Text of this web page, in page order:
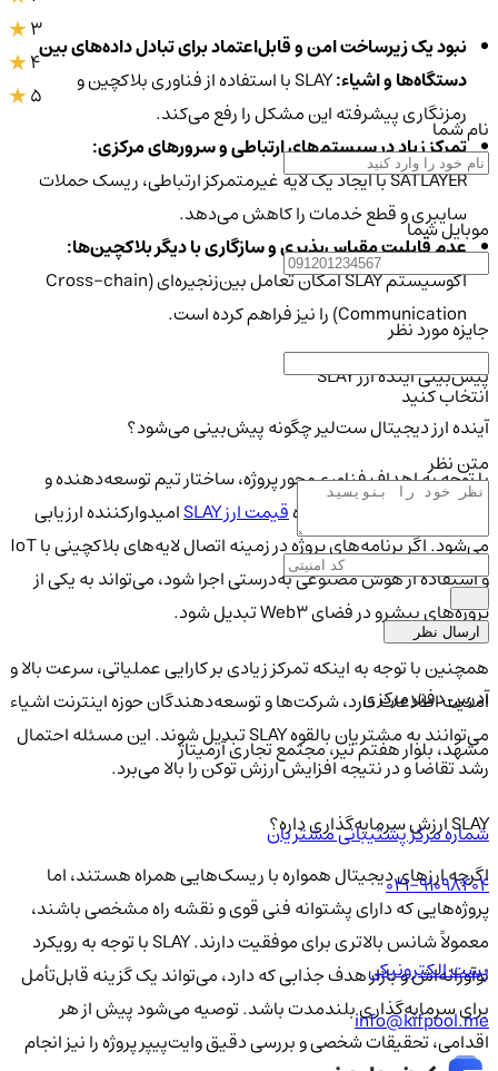
نبود یک زیرساخت امن و قابل‌اعتماد برای تبادل داده‌های بین
دستگاه‌ها و اشیاء:
SLAY با استفاده از فناوری بلاکچین و
رمزنگاری پیشرفته این مشکل را رفع می‌کند.
تمرکز زیاد در سیستم‌های ارتباطی و سرورهای مرکزی:
SATLAYER با ایجاد یک لایه غیرمتمرکز ارتباطی، ریسک حملات
سایبری و قطع خدمات را کاهش می‌دهد.
عدم قابلیت مقیاس‌پذیری و سازگاری با دیگر بلاکچین‌ها:
اکوسیستم SLAY امکان تعامل بین‌زنجیره‌ای (Cross-chain
Communication) را نیز فراهم کرده است.
پیش‌بینی آینده ارز SLAY
آینده ارز دیجیتال ست‌لیر چگونه پیش‌بینی می‌شود؟
با توجه به اهداف فناوری‌محور پروژه، ساختار تیم توسعه‌دهنده و
قیمت ارز SLAY
امیدوارکننده ارزیابی
می‌شود. اگر برنامه‌های پروژه در زمینه اتصال لایه‌های بلاکچینی با IoT
و استفاده از هوش مصنوعی به‌درستی اجرا شود، می‌تواند به یکی از
پروژه‌های پیشرو در فضای Web3 تبدیل شود.
همچنین با توجه به اینکه تمرکز زیادی بر کارایی عملیاتی، سرعت بالا و
امنیت اطلاعات دارد، شرکت‌ها و توسعه‌دهندگان حوزه اینترنت اشیاء
می‌توانند به مشتریان بالقوه SLAY تبدیل شوند. این مسئله احتمال
رشد تقاضا و در نتیجه افزایش ارزش توکن را بالا می‌برد.
SLAY ارزش سرمایه‌گذاری داره؟
اگرچه ارزهای دیجیتال همواره با ریسک‌هایی همراه هستند، اما
پروژه‌هایی که دارای پشتوانه فنی قوی و نقشه راه مشخصی باشند،
معمولاً شانس بالاتری برای موفقیت دارند. SLAY با توجه به رویکرد
نوآورانه‌اش و بازار هدف جذابی که دارد، می‌تواند یک گزینه قابل‌تأمل
برای سرمایه‌گذاری بلندمدت باشد. توصیه می‌شود پیش از هر
اقدامی، تحقیقات شخصی و بررسی دقیق وایت‌پیپر پروژه را نیز انجام
3
4
5
نام شما
موبایل شما
جایزه مورد نظر
انتخاب کنید
متن نظر
ارسال نظر
آدرس دفتر مرکزی
مشهد، بلوار هفتم تیر، مجتمع تجاری آرمیتاژ
شماره مرکز پشتیبانی مشتریان
021-91098404
پست الکترونیکی
info@kifpool.me